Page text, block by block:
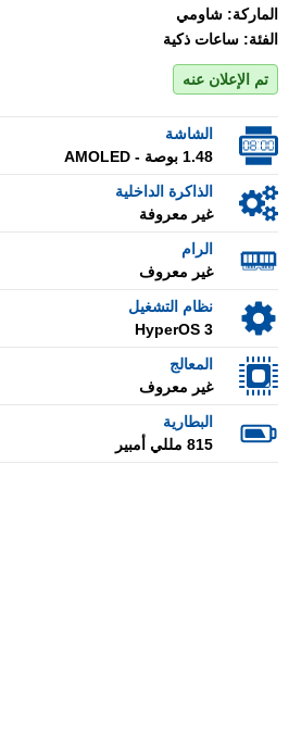
الماركة: شاومي
الفئة: ساعات ذكية
تم الإعلان عنه
الشاشة
1.48 بوصة - AMOLED
الذاكرة الداخلية
غير معروفة
الرام
غير معروف
نظام التشغيل
HyperOS 3
المعالج
غير معروف
البطارية
815 مللي أمبير